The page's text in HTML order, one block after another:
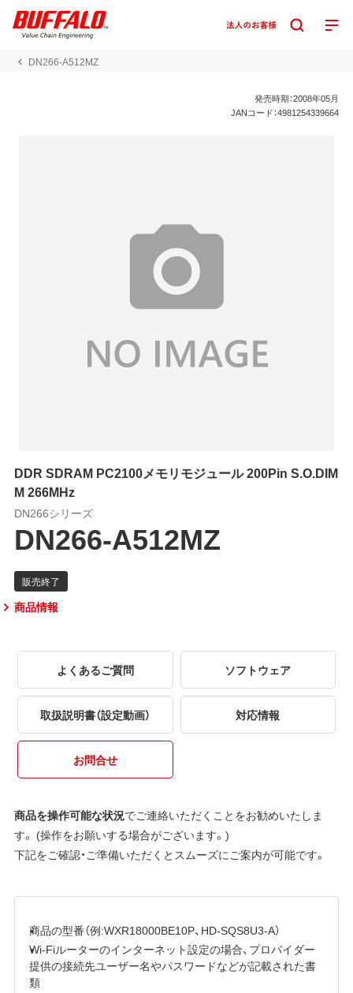
DN266-A512MZ
発売時期：2008年05月
JANコード：4981254339664
DDR SDRAM PC2100メモリモジュール 200Pin S.O.DIM
M 266MHz
DN266シリーズ
DN266-A512MZ
商品情報
よくあるご質問 ソフトウェア
取扱説明書（設定動画） 対応情報
お問合せ
商品を操作可能な状況でご連絡いただくことをお勧めいたしま
す。 (操作をお願いする場合がございます。)
下記をご確認・ご準備いただくとスムーズにご案内が可能です。
商品の型番（例:WXR18000BE10P、HD-SQS8U3-A）
Wi-Fiルーターのインターネット設定の場合、プロバイダー
提供の接続先ユーザー名やパスワードなどが記載された書
類